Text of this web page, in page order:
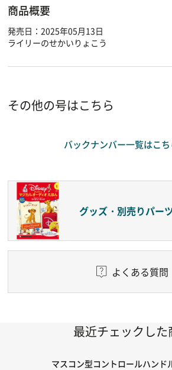
商品概要
発売日：2025年05月13日
ライリーのせかいりょこう
その他の号はこちら
バックナンバー一覧はこち
グッズ・別売りパー
よくある質問
最近チェックした
マスコン型コントロールハン